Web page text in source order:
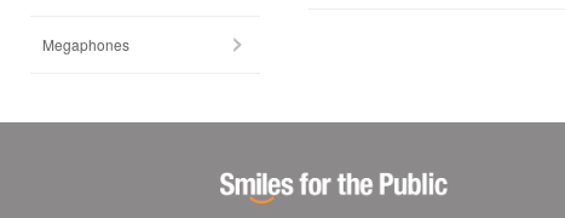
Megaphones